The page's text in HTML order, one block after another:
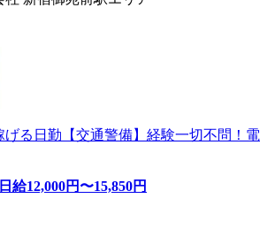
る日勤【交通警備】経験一切不問！電
日給12,000円〜15,850円